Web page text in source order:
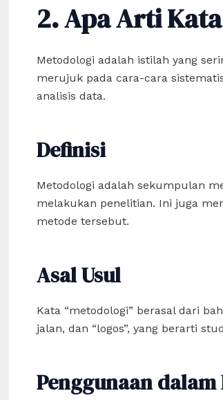
2. Apa Arti
Metodologi adalah istilah yang
merujuk pada cara-cara
analisis data.
Definisi
Metodologi adalah sekumpulan
melakukan penelitian. Ini juga
metode tersebut.
Asal Usul
Kata “metodologi” berasal dari
jalan, dan “logos”, yang berarti
Penggunaan